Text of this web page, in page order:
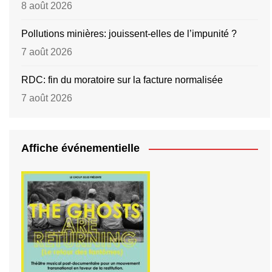
8 août 2026
Pollutions minières: jouissent-elles de l’impunité ?
7 août 2026
RDC: fin du moratoire sur la facture normalisée
7 août 2026
Affiche événementielle